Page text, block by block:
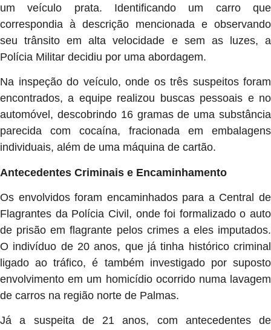
um veículo prata. Identificando um carro que
correspondia à descrição mencionada e observando
seu trânsito em alta velocidade e sem as luzes, a
Polícia Militar decidiu por uma abordagem.
Na inspeção do veículo, onde os três suspeitos foram
encontrados, a equipe realizou buscas pessoais e no
automóvel, descobrindo 16 gramas de uma substância
parecida com cocaína, fracionada em embalagens
individuais, além de uma máquina de cartão.
Antecedentes Criminais e Encaminhamento
Os envolvidos foram encaminhados para a Central de
Flagrantes da Polícia Civil, onde foi formalizado o auto
de prisão em flagrante pelos crimes a eles imputados.
O indivíduo de 20 anos, que já tinha histórico criminal
ligado ao tráfico, é também investigado por suposto
envolvimento em um homicídio ocorrido numa lavagem
de carros na região norte de Palmas.
Já a suspeita de 21 anos, com antecedentes de